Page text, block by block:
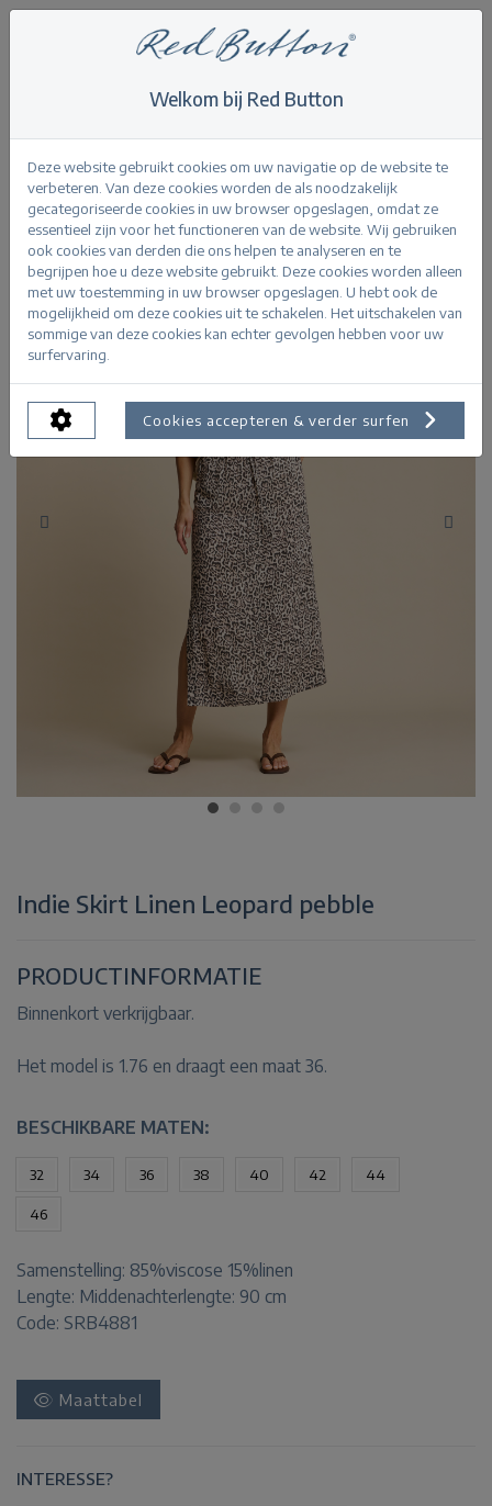
> Indie Skirt Linen Leopard
Terug
Indie Skirt Linen Leopard pebble
PRODUCTINFORMATIE
Binnenkort verkrijgbaar.
Het model is 1.76 en draagt een maat 36.
BESCHIKBARE MATEN:
32 34 36 38 40 42 44
46
Samenstelling: 85%viscose 15%linen
Lengte: Middenachterlengte: 90 cm
Code: SRB4881
Maattabel
INTERESSE?
Welkom bij Red Button
Deze website gebruikt cookies om uw navigatie op de website te
verbeteren. Van deze cookies worden de als noodzakelijk
gecategoriseerde cookies in uw browser opgeslagen, omdat ze
essentieel zijn voor het functioneren van de website. Wij gebruiken
ook cookies van derden die ons helpen te analyseren en te
begrijpen hoe u deze website gebruikt. Deze cookies worden alleen
met uw toestemming in uw browser opgeslagen. U hebt ook de
mogelijkheid om deze cookies uit te schakelen. Het uitschakelen van
sommige van deze cookies kan echter gevolgen hebben voor uw
surfervaring.
Cookies accepteren & verder surfen